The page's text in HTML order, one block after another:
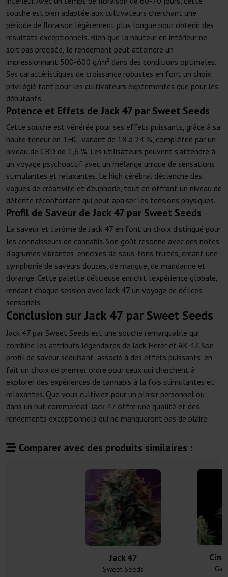
souche est bien adaptée aux cultivateurs cherchant une
période de floraison légèrement plus longue pour obtenir des
résultats exceptionnels. Bien que la hauteur en intérieur ne
soit pas précisée, le rendement peut atteindre un
impressionnant 500-600 g/m² dans des conditions optimales.
Ses caractéristiques de croissance robustes en font un choix
privilégié tant pour les cultivateurs expérimentés que pour les
débutants.
Potence et Effets de Jack 47 par Sweet Seeds
Cette souche est vénérée pour ses effets puissants, grâce à sa
haute teneur en THC, variant de 18 à 24 %, complétée par un
niveau de CBD de 1,6 %. Les utilisateurs peuvent s'attendre à
un voyage psychoactif avec un mélange unique de sensations
stimulantes et relaxantes. Le high cérébral déclenche des
vagues de créativité et d'euphorie, tout en offrant un niveau de
détente réconfortant qui peut apaiser les tensions physiques.
Profil de Saveur de Jack 47 par Sweet Seeds
La saveur et l'arôme de Jack 47 en font un choix distingué pour
les connaisseurs de cannabis. Son goût résonne avec des notes
d'agrumes vibrantes, enrichies de sous-tons fruités, créant une
symphonie de saveurs douces, de mangue, de mandarine et
d'orange. Cette palette délicieuse enrichit l'expérience globale,
rendant chaque session avec Jack 47 un voyage de délices
sensoriels.
Conclusion sur Jack 47 par Sweet Seeds
Jack 47 par Sweet Seeds est une souche remarquable qui
combine les attributs légendaires de Jack Herer et AK 47. Son
profil de saveur séduisant, associé à des effets puissants, en
fait un choix de premier ordre pour ceux qui cherchent à
explorer des expériences de cannabis à la fois stimulantes et
relaxantes. Que vous cultiviez pour un plaisir personnel ou
dans un but commercial, Jack 47 offre une qualité et des
rendements exceptionnels qui ne manqueront pas de plaire.
Comparer avec des produits similaires :
Jack 47
Sweet Seeds